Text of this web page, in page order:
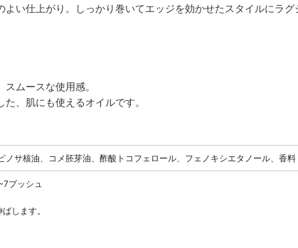
い仕上がり。しっかり巻いてエッジを効かせたスタイルにラグ
ムースな使用感。
、肌にも使えるオイルです。
サ核油、コメ胚芽油、酢酸トコフェロール、フェノキシエタノール、香料
プッシュ
します。